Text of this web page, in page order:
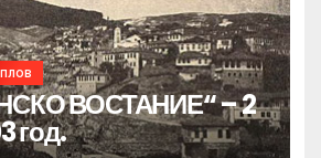
ВОСТАНИЕ“ – 2
год.